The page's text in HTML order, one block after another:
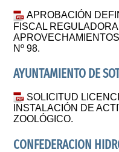
APROBACIÓN
FISCAL
Nº 98.
AYUNTAMIENTO DE
SOLICITUD
INSTALACIÓN DE
ZOOLÓGICO.
CONFEDERACION